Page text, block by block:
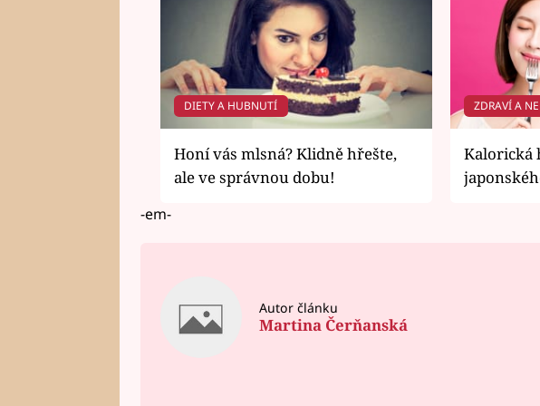
DIETY A HUBNUTÍ
Honí vás mlsná? Klidně hřešte,
ale ve správnou dobu!
ZDRAVÍ A
Kalorická
-em-
Autor článku
Martina Čerňanská